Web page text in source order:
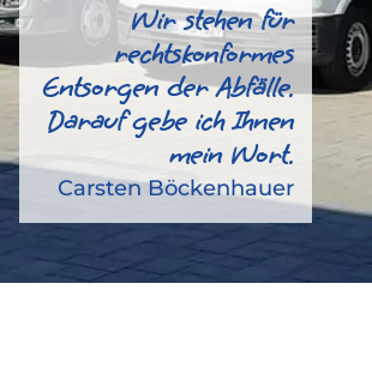
Wir stehen für
rechtskonformes
Entsorgen der Abfälle.
Darauf gebe ich Ihnen
mein Wort.
Carsten Böckenhauer